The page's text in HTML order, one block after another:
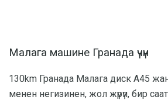
Малага машине Гранада үчүн
130km Гранада Малага диск A45
менен негизинен, жол жүрүп, бир